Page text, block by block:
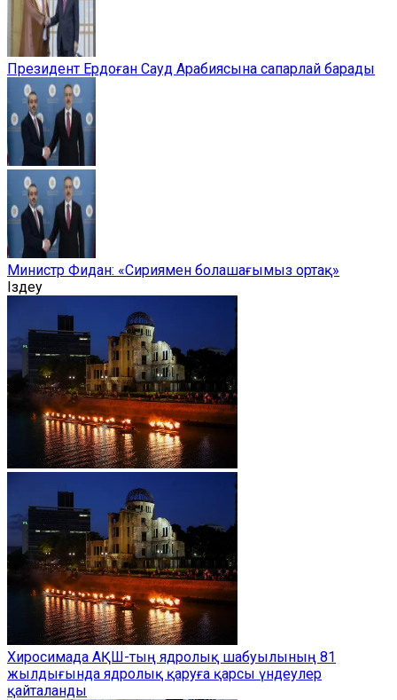
Президент Ердоған Сауд Арабиясына сапарлай барады
Министр Фидан: «Сириямен болашағымыз ортақ»
Іздеу
Хиросимада АҚШ-тың ядролық шабуылының 81
жылдығында ядролық қаруға қарсы үндеулер
қайталанды